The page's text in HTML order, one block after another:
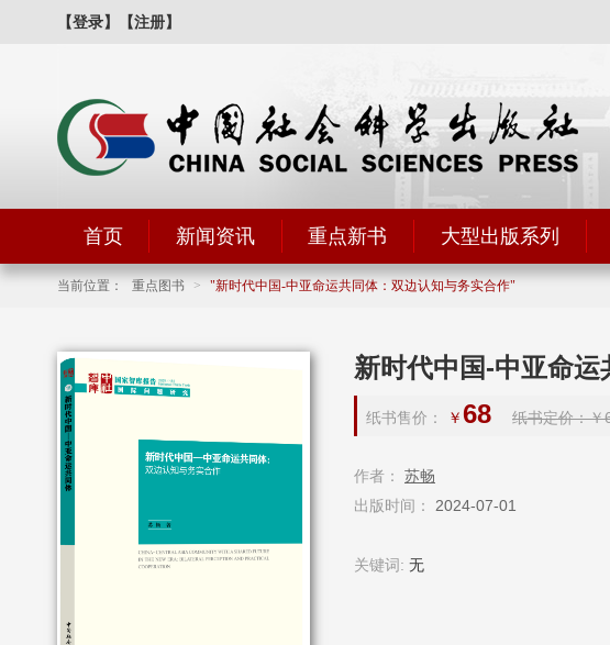
【登录】 【注册】
首页 新闻资讯 重点新书 大型出版系列
当前位置： 重点图书 > 新时代中国-中亚命运共同体：双边认知与务实合作
新时代中国-中亚命
纸书售价： ￥68 纸书定价：
作者： 苏畅
出版时间：
2024-07-01
关键词: 无